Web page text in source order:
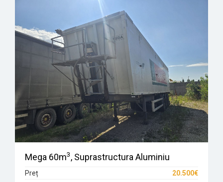
Mega 60m3, Suprastructura Aluminiu
Preț
20.500€